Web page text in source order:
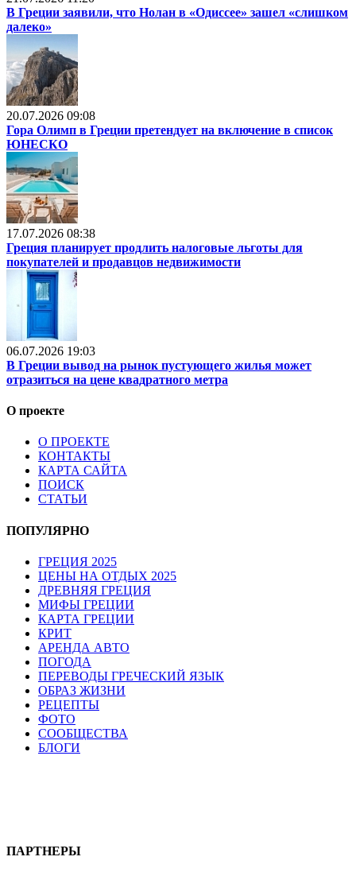
В Греции заявили, что Нолан в «Одиссее» зашел «слишком
далеко»
20.07.2026 09:08
Гора Олимп в Греции претендует на включение в список
ЮНЕСКО
17.07.2026 08:38
Греция планирует продлить налоговые льготы для
покупателей и продавцов недвижимости
06.07.2026 19:03
В Греции вывод на рынок пустующего жилья может
отразиться на цене квадратного метра
О проекте
О ПРОЕКТЕ
КОНТАКТЫ
КАРТА САЙТА
ПОИСК
СТАТЬИ
ПОПУЛЯРНО
ГРЕЦИЯ 2025
ЦЕНЫ НА ОТДЫХ 2025
ДРЕВНЯЯ ГРЕЦИЯ
МИФЫ ГРЕЦИИ
КАРТА ГРЕЦИИ
КРИТ
АРЕНДА АВТО
ПОГОДА
ПЕРЕВОДЫ ГРЕЧЕСКИЙ ЯЗЫК
ОБРАЗ ЖИЗНИ
РЕЦЕПТЫ
ФОТО
СООБЩЕСТВА
БЛОГИ
ПАРТНЕРЫ